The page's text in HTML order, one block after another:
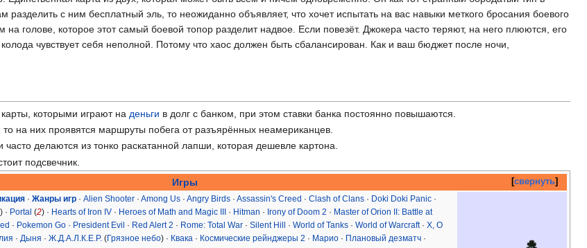
разделить с ним бесплатный эль, то неожиданно объявляет, что хочет испытать на вас навыки меткого бросания боевого
голове, которое этот самый боевой топор разделит надвое. Если повезёт. Джокера часто теряют, на него плюются, его
чувствует себя неполной. Потому что хаос должен быть сбалансирован. Как и ваш бюджет после ночи,
которыми играют на деньги в долг с банком, при этом ставки банка постоянно повышаются.
то на них проявятся маршруты побега от разъярённых неамериканцев.
часто делаются из тонко раскатанной лапши, которая дешевле картона.
подсвечник.
свернуть
Игры
· Жанры игр · Alien Shooter · Among Us · Angry Birds · Assassin's Creed · Clash of Clans · Doki Doki Panic ·
) · Portal (2) · Hearts of Iron IV · Heroes of Math and Magic III · Hitman · Irony of Doom 2 · Master of Orion II: Battle at
· Pokemon Go · President Evil · Red Alert 2 · Rome: Total War · Silent Hill · World of Tanks · World of Warcraft· X, O
· Дыня · Ж.Д.А.Л.К.Е.Р. (Грязное небо) · Квака · Космические рейнджеры 2 · Марио · Плановый дезматч ·